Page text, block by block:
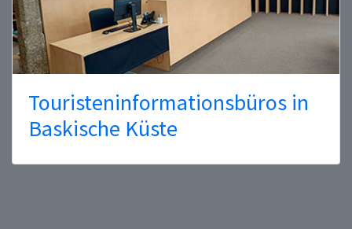
Touristeninformationsbüros in
Baskische Küste